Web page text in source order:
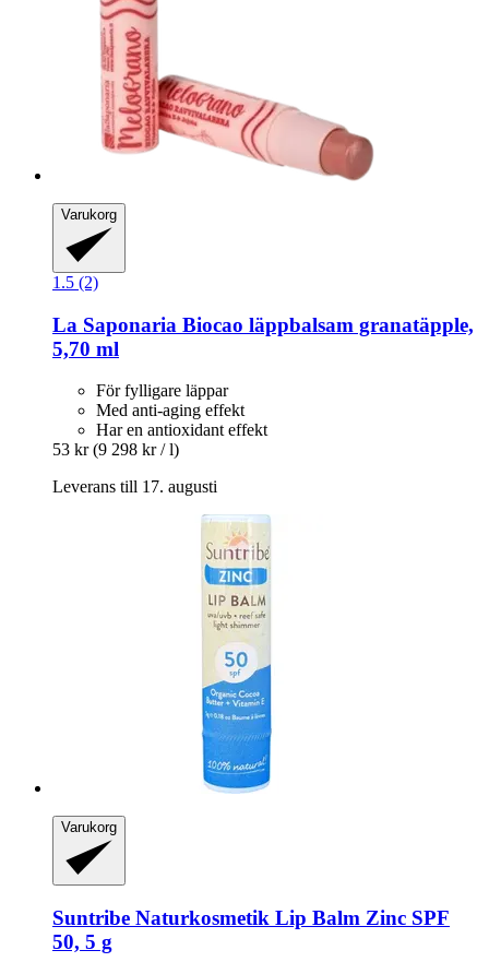
Varukorg
1.5 (2)
La Saponaria Biocao läppbalsam granatäpple,
5,70 ml
För fylligare läppar
Med anti-aging effekt
Har en antioxidant effekt
53 kr (9 298 kr / l)
Leverans till 17. augusti
Varukorg
Suntribe Naturkosmetik Lip Balm Zinc SPF
50, 5 g